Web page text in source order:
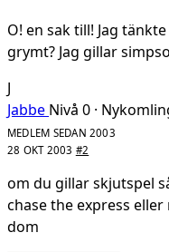
O! en sak till! Jag
grymt? Jag gillar
J
Jabbe Nivå 0 ·
MEDLEM SEDAN 2003
28 OKT 2003 #2
om du gillar skjutspel
chase the express
dom